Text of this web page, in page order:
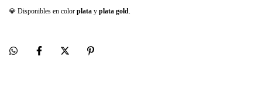
💎 Disponibles en color plata y plata gold.